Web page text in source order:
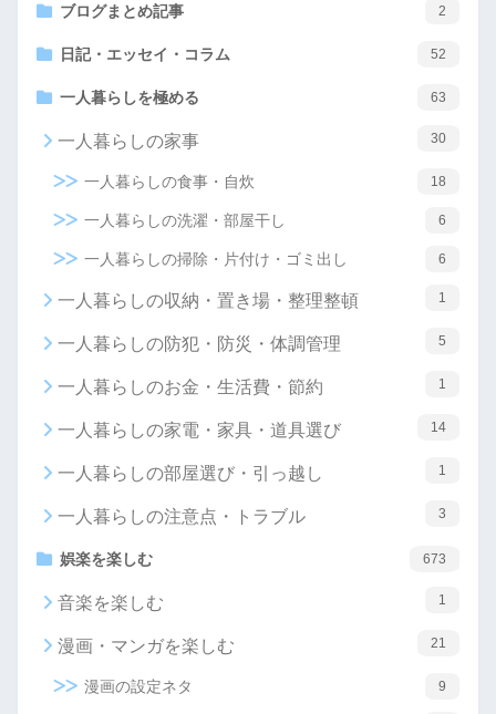
ブログまとめ記事 2
日記・エッセイ・コラム 52
一人暮らしを極める 63
一人暮らしの家事 30
一人暮らしの食事・自炊 18
一人暮らしの洗濯・部屋干し 6
一人暮らしの掃除・片付け・ゴミ出し 6
一人暮らしの収納・置き場・整理整頓 1
一人暮らしの防犯・防災・体調管理 5
一人暮らしのお金・生活費・節約 1
一人暮らしの家電・家具・道具選び 14
一人暮らしの部屋選び・引っ越し 1
一人暮らしの注意点・トラブル 3
娯楽を楽しむ 673
音楽を楽しむ 1
漫画・マンガを楽しむ 21
漫画の設定ネタ 9